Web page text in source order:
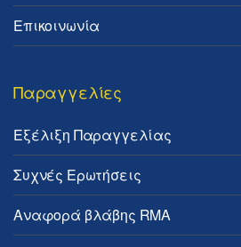
Επικοινωνία
Παραγγελίες
Εξέλιξη Παραγγελίας
Συχνές Ερωτήσεις
Αναφορά βλάβης RMA